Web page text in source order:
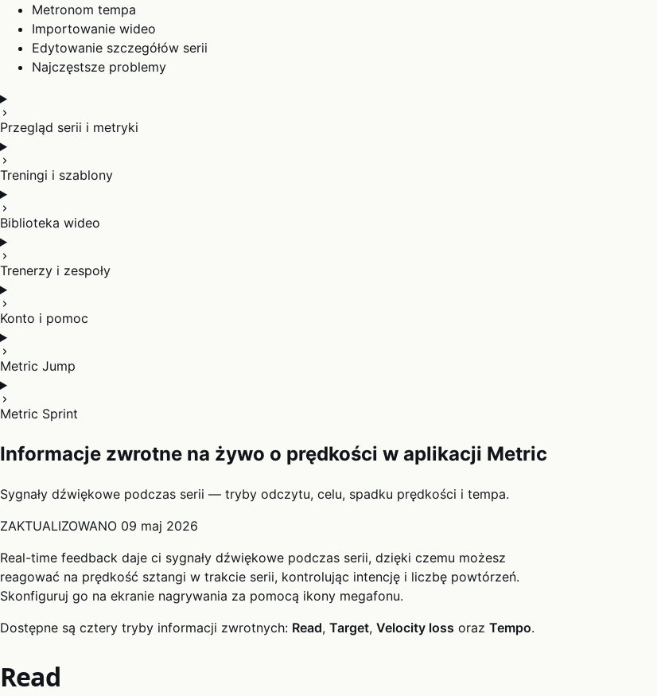
Metronom tempa
Importowanie wideo
Edytowanie szczegółów serii
Najczęstsze problemy
Przegląd serii i metryki
Treningi i szablony
Biblioteka wideo
Trenerzy i zespoły
Konto i pomoc
Metric Jump
Metric Sprint
Informacje zwrotne na żywo o prędkości w aplikacji Metric
Sygnały dźwiękowe podczas serii — tryby odczytu, celu, spadku prędkości i tempa.
ZAKTUALIZOWANO 09 maj 2026
Real-time feedback daje ci sygnały dźwiękowe podczas serii, dzięki czemu możesz
reagować na prędkość sztangi w trakcie serii, kontrolując intencję i liczbę powtórzeń.
Skonfiguruj go na ekranie nagrywania za pomocą ikony megafonu.
Dostępne są cztery tryby informacji zwrotnych: Read, Target, Velocity loss oraz Tempo.
Read